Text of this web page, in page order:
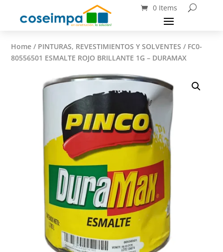
0 Items
Home / PINTURAS, REVESTIMIENTOS Y SOLVENTES / FC0-
80556501 ESMALTE ROJO BRILLANTE 1G – DURAMAX